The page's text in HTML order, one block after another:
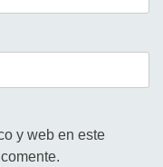
y web en este